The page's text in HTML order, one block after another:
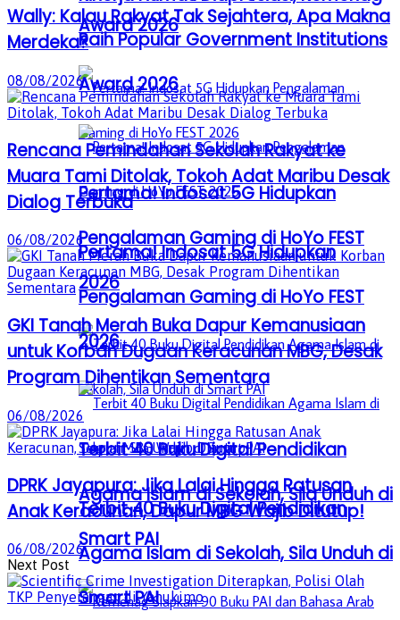
Award 2026
Pertama! Indosat 5G Hidupkan
Pengalaman Gaming di HoYo FEST
2026
Terbit 40 Buku Digital Pendidikan
Agama Islam di Sekolah, Sila Unduh di
Smart PAI
Raih Popular Government Institutions
Award 2026
Pertama! Indosat 5G Hidupkan
Pengalaman Gaming di HoYo FEST
2026
Terbit 40 Buku Digital Pendidikan
Agama Islam di Sekolah, Sila Unduh di
Smart PAI
Wally: Kalau Rakyat Tak Sejahtera, Apa Makna
Merdeka?
08/08/2026
Rencana Pemindahan Sekolah Rakyat ke
Muara Tami Ditolak, Tokoh Adat Maribu Desak
Dialog Terbuka
06/08/2026
GKI Tanah Merah Buka Dapur Kemanusiaan
untuk Korban Dugaan Keracunan MBG, Desak
Program Dihentikan Sementara
06/08/2026
DPRK Jayapura: Jika Lalai Hingga Ratusan
Anak Keracunan, Dapur MBG Wajib Ditutup!
06/08/2026
Next Post